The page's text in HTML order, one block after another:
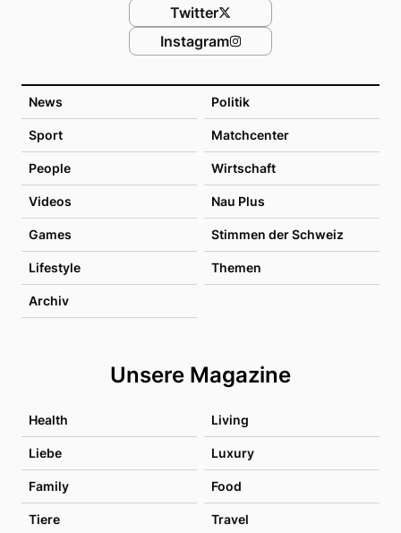
News Politik
Sport Matchcenter
People Wirtschaft
Videos Nau Plus
Games Stimmen der Schweiz
Lifestyle Themen
Archiv
Unsere Magazine
Health Living
Liebe Luxury
Family Food
Tiere Travel
Twitter
Instagram